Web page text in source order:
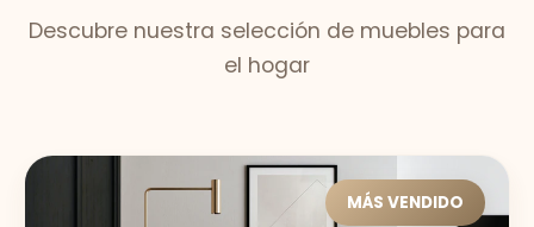
Descubre nuestra selección de muebles para
el hogar
MÁS VENDIDO